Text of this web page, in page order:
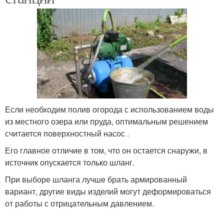
Если необходим полив огорода с использованием воды
из местного озера или пруда, оптимальным решением
считается поверхностный насос .
Его главное отличие в том, что он остается снаружи, в
источник опускается только шланг.
При выборе шланга лучше брать армированный
вариант, другие виды изделий могут деформироваться
от работы с отрицательным давлением.